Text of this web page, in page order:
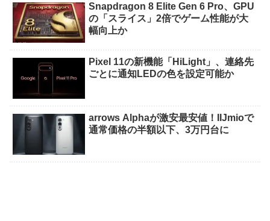
Snapdragon 8 Elite Gen 6 Pro、GPU
の「スライス」2倍でゲーム性能が大
幅向上か
Pixel 11の新機能「HiLight」、連絡先
ごとに通知LEDの色を設定可能か
arrows Alphaが激安最安値！IIJmioで
通常価格の半額以下、3万円台に